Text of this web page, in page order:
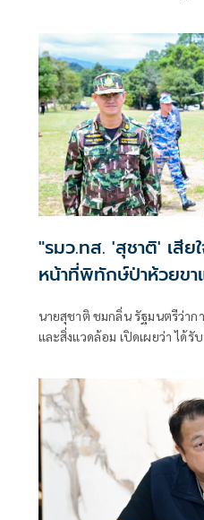
ทรัพยากรธรรมชาติและสิ่งแว
เศรษฐกิจและการท่องเที่ยวอย่า
"รมว.ทส. 'สุชาติ' เสีย
หน้าที่พิทักษ์ป่าห้วยขา
ถูกสัตว์ป่าทำร้าย สั่ง
พร้อมยกระดับมาตรก
นายสุชาติ ชมกลิ่น รัฐมนตรีว่าก
และสิ่งแวดล้อม เปิดเผยว่า ได้รั
ยศักรินทร์ วิชาจารย์ พนักงานร
ป่าห้วยขาแข้ง เสียชีวิตจากเหตุ
หน้าที่ในพื้นที่ เมื่อช่วงเช้าวันนี้